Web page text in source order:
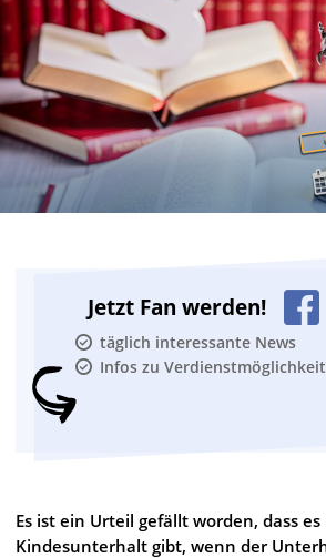
Jetzt Fan werden!
täglich interessante News
Infos zu
Es ist ein Urteil gefällt worden, dass
Kindesunterhalt gibt, wenn der